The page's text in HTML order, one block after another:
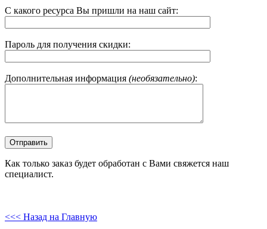
С какого ресурса Вы пришли на наш сайт:
Пароль для получения скидки:
Дополнительная информация (необязательно):
Как только заказ будет обработан с Вами свяжется наш
специалист.
<<< Назад на Главную